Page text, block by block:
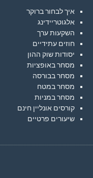
איך לבחור ברוקר
אלגוטריידינג
השקעות ערך
חוזים עתידיים
יסודות שוק ההון
מסחר באופציות
מסחר בבורסה
מסחר במטח
מסחר במניות
קורסים אונליין חינם
שיעורים פרטיים